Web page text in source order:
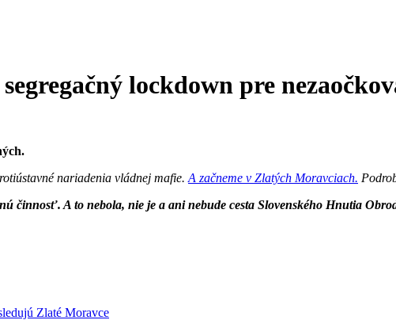
lockdown pre
nariadenia vládnej mafie. A začneme v Zlatých Moravciach.
činnosť. A to nebola, nie je a ani nebude cesta Slovenského Hnutia
Zlaté Moravce